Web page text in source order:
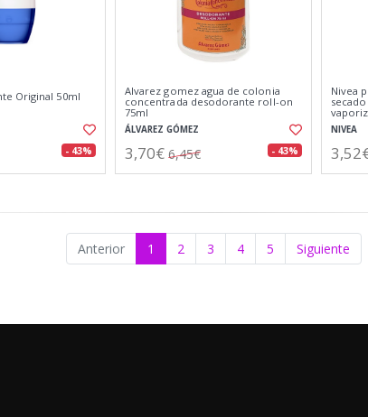
Original 50ml
- 43%
Alvarez gomez agua de colonia
concentrada desodorante roll-on
75ml
ÁLVAREZ GÓMEZ
3,70€ 6,45€ - 43%
Nivea
NIVEA
Anterior 1 2 3 4 5 Siguiente